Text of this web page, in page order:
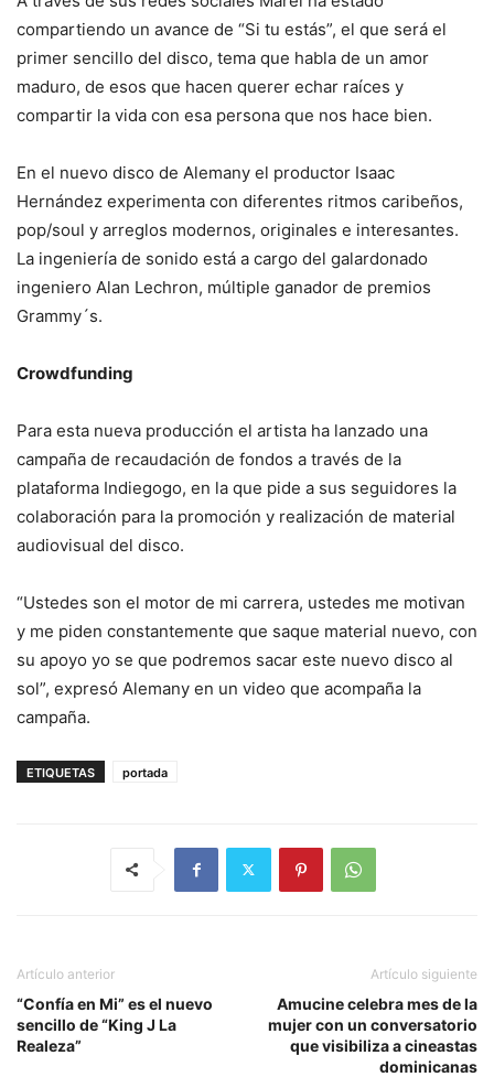
compartiendo un avance de “Si tu estás”, el que será el
primer sencillo del disco, tema que habla de un amor
maduro, de esos que hacen querer echar raíces y
compartir la vida con esa persona que nos hace bien.
En el nuevo disco de Alemany el productor Isaac
Hernández experimenta con diferentes ritmos caribeños,
pop/soul y arreglos modernos, originales e interesantes.
La ingeniería de sonido está a cargo del galardonado
ingeniero Alan Lechron, múltiple ganador de premios
Grammy´s.
Crowdfunding
Para esta nueva producción el artista ha lanzado una
campaña de recaudación de fondos a través de la
plataforma Indiegogo, en la que pide a sus seguidores la
colaboración para la promoción y realización de material
audiovisual del disco.
“Ustedes son el motor de mi carrera, ustedes me motivan
y me piden constantemente que saque material nuevo, con
su apoyo yo se que podremos sacar este nuevo disco al
sol”, expresó Alemany en un video que acompaña la
campaña.
ETIQUETAS portada
Artículo anterior
“Confía en Mi” es el nuevo
sencillo de “King J La
Realeza”
Artículo siguiente
Amucine celebra mes de la
mujer con un conversatorio
que visibiliza a cineastas
dominicanas